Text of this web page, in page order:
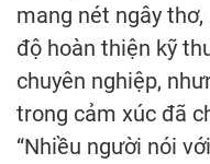
mang nét ngây
độ hoàn thiện kỹ
chuyên nghiệp,
trong cảm xúc đã
“Nhiều người nói